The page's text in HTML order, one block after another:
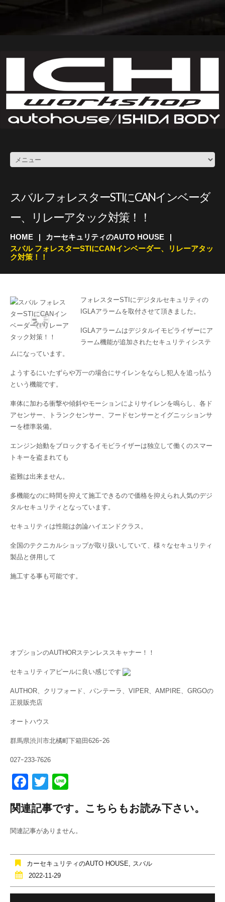
スバル フォレスターSTIにCANインベーダ
ー、リレーアタック対策！！
HOME
カーセキュリティのAUTO HOUSE
スバル フォレスターSTIにCANインベーダー、リレーアタッ
ク対策！！
フォレスターSTIにデジタルセキュリティの
IGLAアラームを取付させて頂きました。
IGLAアラームはデジタルイモビライザーにア
ラーム機能が追加されたセキュリティシステ
ムになっています。
ようするにいたずらや万一の場合にサイレンをならし犯人を追っ払う
という機能です。
車体に加わる衝撃や傾斜やモーションによりサイレンを鳴らし、各ド
アセンサー、トランクセンサー、フードセンサーとイグニッションサ
ーを標準装備。
エンジン始動をブロックするイモビライザーは独立して働くのスマー
トキーを盗まれても
盗難は出来ません。
多機能なのに時間を抑えて施工できるので価格を抑えられ人気のデジ
タルセキュリティとなっています。
セキュリティは性能は勿論ハイエンドクラス。
全国のテクニカルショップが取り扱いしていて、様々なセキュリティ
製品と併用して
施工する事も可能です。
オプションのAUTHORステンレススキャナー！！
セキュリティアピールに良い感じです
AUTHOR、クリフォード、パンテーラ、VIPER、AMPIRE、GRGOの
正規販売店
オートハウス
群馬県渋川市北橘町下箱田626ｰ26
027ｰ233-7626
F
a
c
e
o
o
k
T
tt
er
e
関連記事です。こちらもお読み下さい。
関連記事がありません。
カーセキュリティのAUTO HOUSE, スバル
2022-11-29